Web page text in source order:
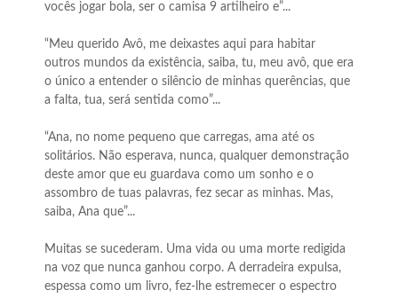
vocês jogar bola, ser o camisa 9 artilheiro e”...
“Meu querido Avô, me deixastes aqui para habitar
outros mundos da existência, saiba, tu, meu avô, que era
o único a entender o silêncio de minhas querências, que
a falta, tua, será sentida como”...
“Ana, no nome pequeno que carregas, ama até os
solitários. Não esperava, nunca, qualquer demonstração
deste amor que eu guardava como um sonho e o
assombro de tuas palavras, fez secar as minhas. Mas,
saiba, Ana que”...
Muitas se sucederam. Uma vida ou uma morte redigida
na voz que nunca ganhou corpo. A derradeira expulsa,
espessa como um livro, fez-lhe estremecer o espectro